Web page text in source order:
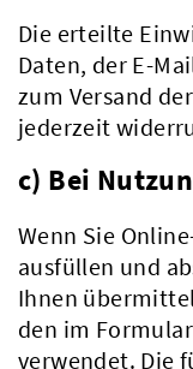
Kreis & Politik
Die erteilte
Daten, der E-
zum Versand
jederzeit
c) Bei
Wenn Sie
ausfüllen und
Ihnen
den im
verwendet. Die